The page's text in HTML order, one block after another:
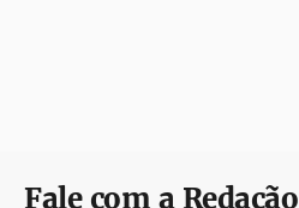
Fale com a Redação